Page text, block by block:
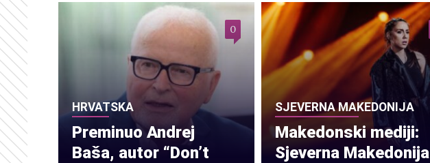
HRVATSKA
Preminuo Andrej
Baša, autor “Don’t
0
SJEVERNA MAKEDONIJA
Makedonski mediji:
Sjeverna Makedonija